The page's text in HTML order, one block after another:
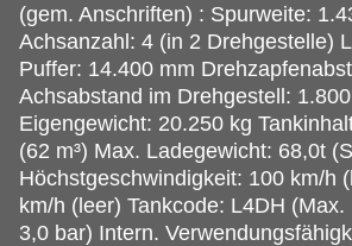
(gem. Anschriften) : Spurweite:
Achsanzahl: 4 (in 2 Drehgestelle)
Puffer: 14.400 mm
Achsabstand im Drehgestell:
Eigengewicht: 20.250 kg
(62 m³) Max. Ladegewicht: 68,0t
Höchstgeschwindigkeit: 100 km/h
km/h (leer) Tankcode: L4DH
3,0 bar) Intern.